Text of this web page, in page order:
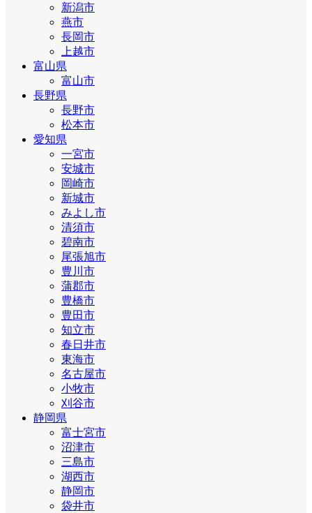
新潟市
燕市
長岡市
上越市
富山県
富山市
長野県
長野市
松本市
愛知県
一宮市
安城市
岡崎市
新城市
みよし市
清須市
碧南市
尾張旭市
豊川市
蒲郡市
豊橋市
豊田市
知立市
春日井市
東海市
名古屋市
小牧市
刈谷市
静岡県
富士宮市
沼津市
三島市
湖西市
静岡市
袋井市